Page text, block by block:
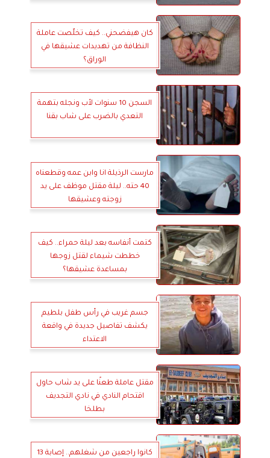
كان هيفضحني.. كيف تخلّصت عاملة
النظافة من تهديدات عشيقها في
الوراق؟
السجن 10 سنوات لأب ونجله بتهمة
التعدي بالضرب على شاب بقنا
مارست الرذيلة انا وابن عمه وقطعناه
40 حته.. ليلة مقتل موظف على يد
زوجته وعشيقها
كتمت أنفاسه بعد ليلة حمراء.. كيف
خططت شيماء لقتل زوجها
بمساعدة عشيقها؟
جسم غريب في رأس طفل بلطيم
يكشف تفاصيل جديدة في واقعة
الاعتداء
مقتل عاملة طعنًا على يد شاب حاول
اقتحام النادي في نادي التجديف
بطلخا
كانوا راجعين من شغلهم.. إصابة 13